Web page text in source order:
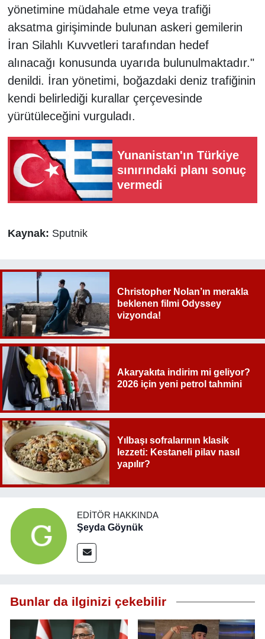
yönetimine müdahale etme veya trafiği
aksatma girişiminde bulunan askeri gemilerin
İran Silahlı Kuvvetleri tarafından hedef
alınacağı konusunda uyarıda bulunulmaktadır."
denildi. İran yönetimi, boğazdaki deniz trafiğinin
kendi belirlediği kurallar çerçevesinde
yürütüleceğini vurguladı.
Yunanistan'ın Türkiye
sınırındaki planı sonuç
vermedi
Kaynak: Sputnik
Christopher Nolan’ın merakla
beklenen filmi Odyssey
vizyonda!
Akaryakıta indirim mi geliyor?
2026 için yeni petrol tahmini
Yılbaşı sofralarının klasik
lezzeti: Kestaneli pilav nasıl
yapılır?
EDITÖR HAKKINDA
Şeyda Göynük
Bunlar da ilginizi çekebilir